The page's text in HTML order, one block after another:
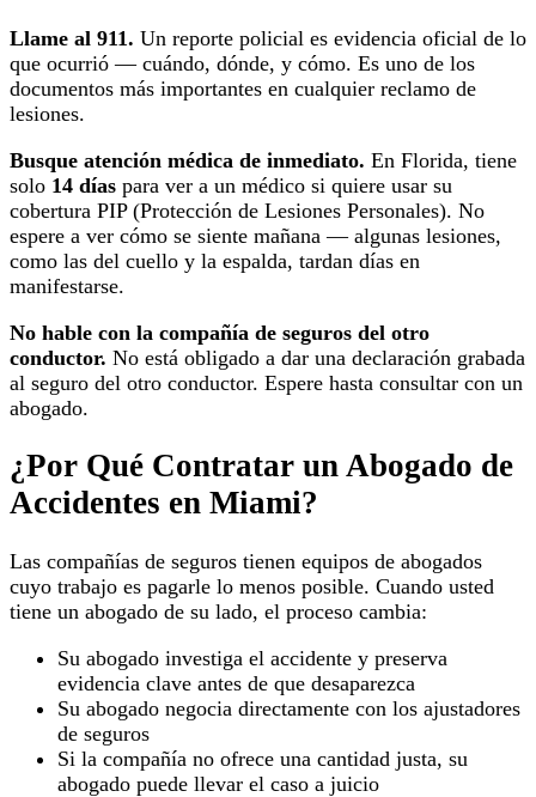
Llame al 911. Un reporte policial es evidencia oficial de lo
que ocurrió — cuándo, dónde, y cómo. Es uno de los
documentos más importantes en cualquier reclamo de
lesiones.
Busque atención médica de inmediato. En Florida, tiene
solo 14 días para ver a un médico si quiere usar su
cobertura PIP (Protección de Lesiones Personales). No
espere a ver cómo se siente mañana — algunas lesiones,
como las del cuello y la espalda, tardan días en
manifestarse.
No hable con la compañía de seguros del otro
conductor. No está obligado a dar una declaración grabada
al seguro del otro conductor. Espere hasta consultar con un
abogado.
¿Por Qué Contratar un Abogado de
Accidentes en Miami?
Las compañías de seguros tienen equipos de abogados
cuyo trabajo es pagarle lo menos posible. Cuando usted
tiene un abogado de su lado, el proceso cambia:
Su abogado investiga el accidente y preserva
evidencia clave antes de que desaparezca
Su abogado negocia directamente con los ajustadores
de seguros
Si la compañía no ofrece una cantidad justa, su
abogado puede llevar el caso a juicio